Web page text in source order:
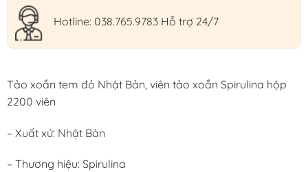
Hotline: 038.765.9783 Hỗ trợ 24/7
Tảo xoắn tem đỏ Nhật Bản, viên tảo xoắn Spirulina hộp
2200 viên
– Xuất xứ: Nhật Bản
– Thương hiệu: Spirulina